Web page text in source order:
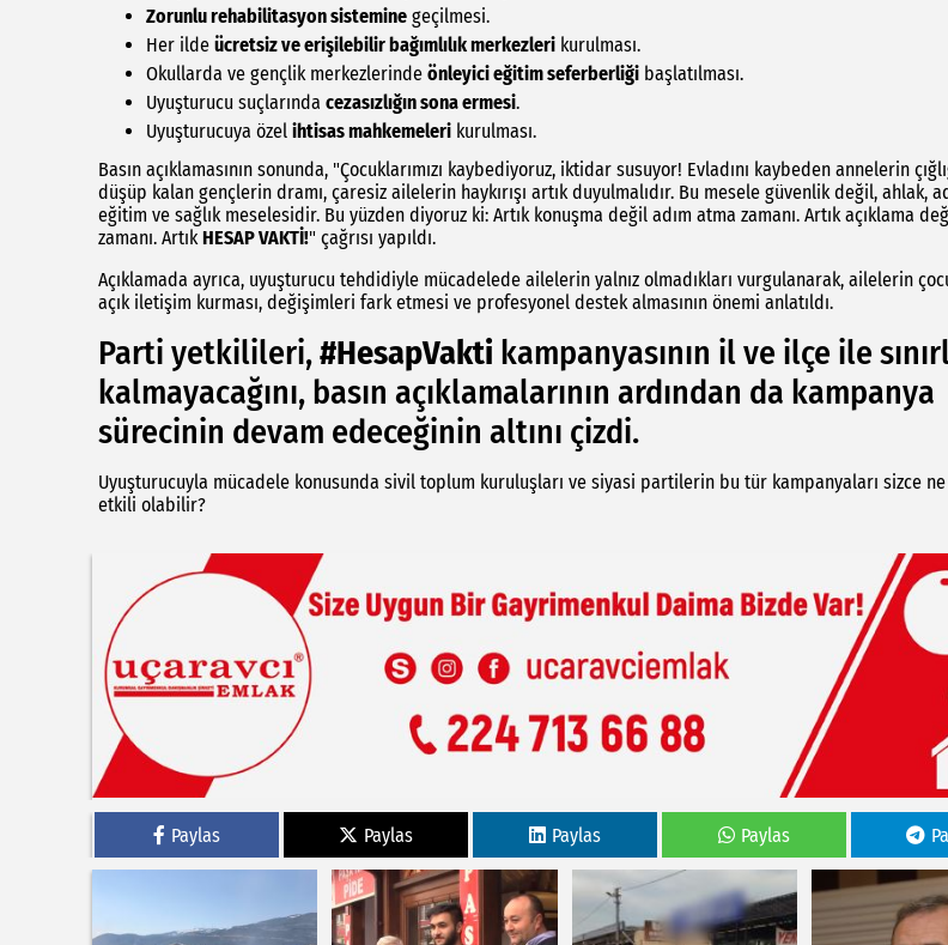
Zorunlu rehabilitasyon sistemine geçilmesi.
Her ilde ücretsiz ve erişilebilir bağımlılık merkezleri kurulması.
Okullarda ve gençlik merkezlerinde önleyici eğitim seferberliği başlatılması.
Uyuşturucu suçlarında cezasızlığın sona ermesi.
Uyuşturucuya özel ihtisas mahkemeleri kurulması.
Basın açıklamasının sonunda, "Çocuklarımızı kaybediyoruz, iktidar susuyor! Evladını kaybeden annelerin
düşüp kalan gençlerin dramı, çaresiz ailelerin haykırışı artık duyulmalıdır. Bu mesele güvenlik değil, ahlak,
eğitim ve sağlık meselesidir. Bu yüzden diyoruz ki: Artık konuşma değil adım atma zamanı. Artık açıklama
zamanı. ArtıkHESAP VAKTİ!" çağrısı yapıldı.
Açıklamada ayrıca, uyuşturucu tehdidiyle mücadelede ailelerin yalnız olmadıkları vurgulanarak, ailelerin
açık iletişim kurması, değişimleri fark etmesi ve profesyonel destek almasının önemi anlatıldı.
Parti yetkilileri,#HesapVakti kampanyasının il ve ilçe ile
kalmayacağını, basın açıklamalarının ardından da kampanya
sürecinin devam edeceğinin altını çizdi.
Uyuşturucuyla mücadele konusunda sivil toplum kuruluşları ve siyasi partilerin bu tür kampanyaları sizce
etkili olabilir?
Paylas Paylas Paylas Paylas